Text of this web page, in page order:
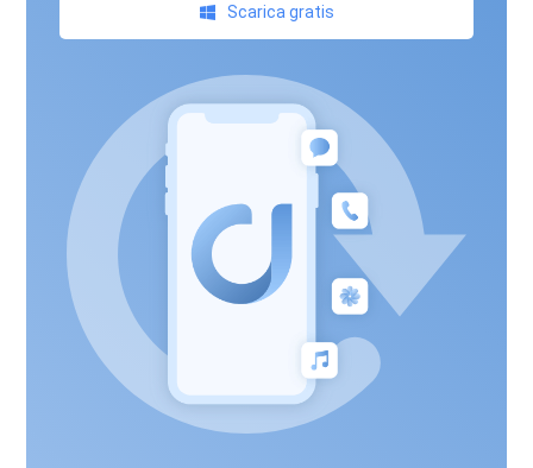
Scarica gratis